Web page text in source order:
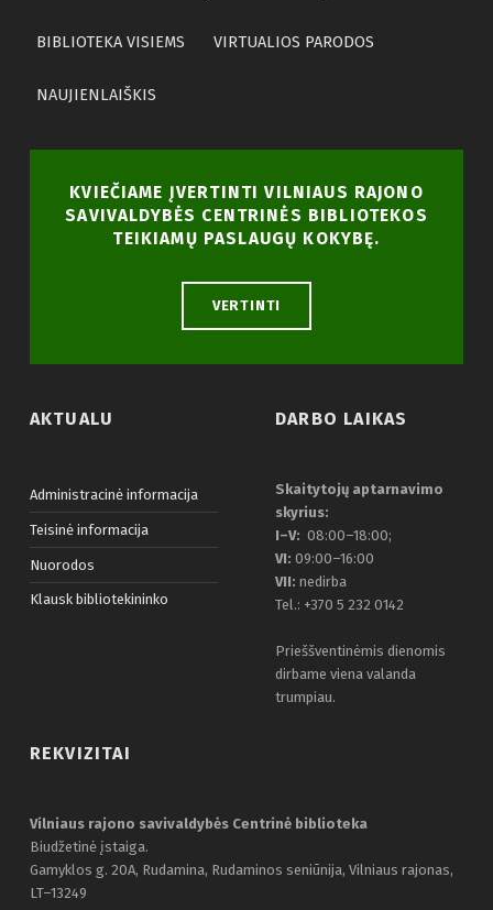
BIBLIOTEKA VISIEMS VIRTUALIOS PARODOS
NAUJIENLAIŠKIS
KVIEČIAME ĮVERTINTI VILNIAUS RAJONO
SAVIVALDYBĖS CENTRINĖS BIBLIOTEKOS
TEIKIAMŲ PASLAUGŲ KOKYBĘ.
VERTINTI
AKTUALU
Administracinė informacija
Teisinė informacija
Nuorodos
Klausk bibliotekininko
DARBO LAIKAS
Skaitytojų aptarnavimo
skyrius:
I–V: 08:00–18:00;
VI: 09:00–16:00
VII: nedirba
Tel.: +370 5 232 0142
Prieššventinėmis dienomis
dirbame viena valanda
trumpiau.
REKVIZITAI
Vilniaus rajono savivaldybės Centrinė biblioteka
Biudžetinė įstaiga.
Gamyklos g. 20A, Rudamina, Rudaminos seniūnija, Vilniaus rajonas,
LT–13249